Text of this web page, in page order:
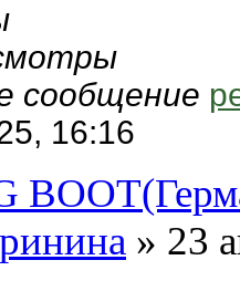
сообщение
16:16
» 23